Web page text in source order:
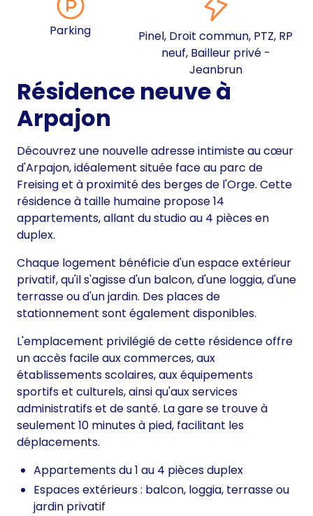
Parking
Pinel, Droit commun, PTZ, RP
neuf, Bailleur privé -
Jeanbrun
Résidence neuve à
Arpajon
Découvrez une nouvelle adresse intimiste au cœur
d'Arpajon, idéalement située face au parc de
Freising et à proximité des berges de l'Orge. Cette
résidence à taille humaine propose 14
appartements, allant du studio au 4 pièces en
duplex.
Chaque logement bénéficie d'un espace extérieur
privatif, qu'il s'agisse d'un balcon, d'une loggia, d'une
terrasse ou d'un jardin. Des places de
stationnement sont également disponibles.
L'emplacement privilégié de cette résidence offre
un accès facile aux commerces, aux
établissements scolaires, aux équipements
sportifs et culturels, ainsi qu'aux services
administratifs et de santé. La gare se trouve à
seulement 10 minutes à pied, facilitant les
déplacements.
Appartements du 1 au 4 pièces duplex
Espaces extérieurs : balcon, loggia, terrasse ou
jardin privatif